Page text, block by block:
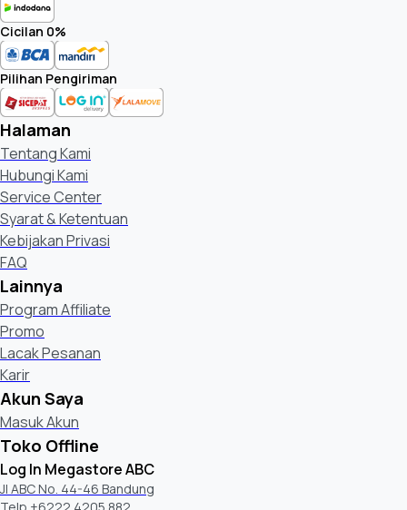
Cicilan 0%
Pilihan Pengiriman
Halaman
Tentang Kami
Hubungi Kami
Service Center
Syarat & Ketentuan
Kebijakan Privasi
FAQ
Lainnya
Program Affiliate
Promo
Lacak Pesanan
Karir
Akun Saya
Masuk Akun
Toko Offline
Log In Megastore ABC
Jl ABC No. 44-46 Bandung
Telp +6222 4205 882